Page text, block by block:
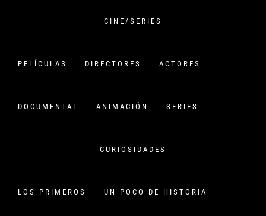
CINE/SERIES
PELÍCULAS DIRECTORES ACTORES
DOCUMENTAL ANIMACIÓN SERIES
CURIOSIDADES
LOS PRIMEROS UN POCO DE HISTORIA
VERSIÓN CHINA
CURIOSIDADES
Publicado en15 abril, 2022 Por versionchina